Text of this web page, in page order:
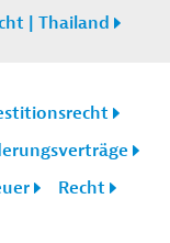
| Thailand
Recht